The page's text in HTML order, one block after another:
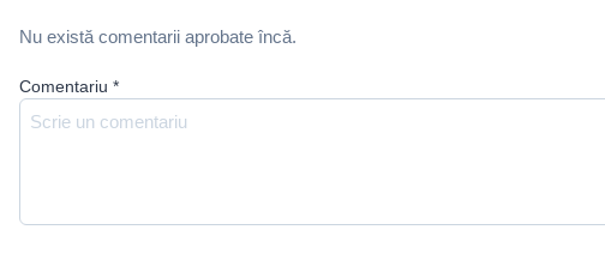
Nu există comentarii aprobate încă.
Comentariu *